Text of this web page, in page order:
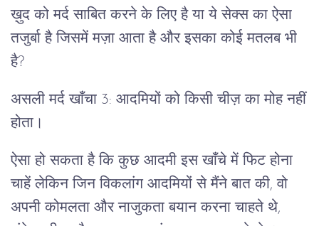
ख़ुद को मर्द साबित करने के लिए है या ये सेक्स का ऐसा
तजुर्बा है जिसमें मज़ा आता है और इसका कोई मतलब भी
है?
असली मर्द खाँचा 3: आदमियों को किसी चीज़ का मोह नहीं
होता।
ऐसा हो सकता है कि कुछ आदमी इस खाँचे में फिट होना
चाहें लेकिन जिन विकलांग आदमियों से मैंने बात की, वो
अपनी कोमलता और नाजुकता बयान करना चाहते थे,